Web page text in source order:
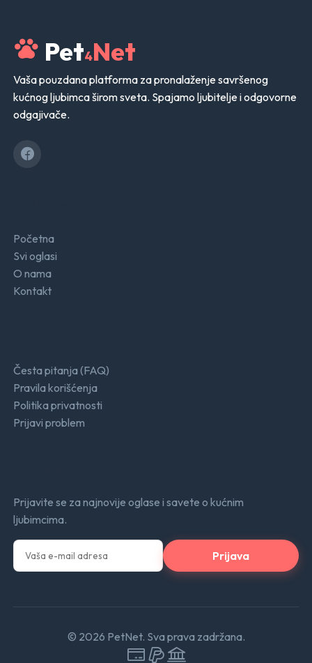
Pet4Net
Vaša pouzdana platforma za pronalaženje savršenog
kućnog ljubimca širom sveta. Spajamo ljubitelje i odgovorne
odgajivače.
Početna
Svi oglasi
O nama
Kontakt
Česta pitanja (FAQ)
Pravila korišćenja
Politika privatnosti
Prijavi problem
Prijavite se za najnovije oglase i savete o kućnim
ljubimcima.
Prijava
© 2026 PetNet. Sva prava zadržana.